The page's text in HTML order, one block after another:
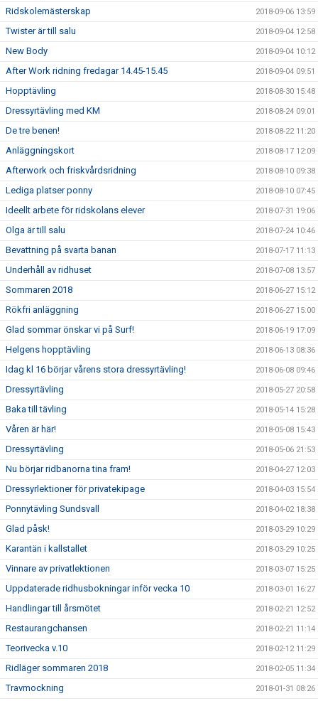
Ridskolemästerskap 2018-09-06 13:59
Twister är till salu 2018-09-04 12:58
New Body 2018-09-04 10:12
After Work ridning fredagar 14.45-15.45 2018-09-04 09:51
Hopptävling 2018-08-30 15:48
Dressyrtävling med KM 2018-08-24 09:01
De tre benen! 2018-08-22 11:20
Anläggningskort 2018-08-17 12:09
Afterwork och friskvårdsridning 2018-08-10 09:38
Lediga platser ponny 2018-08-10 07:45
Ideellt arbete för ridskolans elever 2018-07-31 19:06
Olga är till salu 2018-07-24 10:46
Bevattning på svarta banan 2018-07-17 11:13
Underhåll av ridhuset 2018-07-08 13:57
Sommaren 2018 2018-06-27 15:12
Rökfri anläggning 2018-06-27 15:00
Glad sommar önskar vi på Surf! 2018-06-19 17:09
Helgens hopptävling 2018-06-13 08:36
Idag kl 16 börjar vårens stora dressyrtävling! 2018-06-08 09:46
Dressyrtävling 2018-05-27 20:58
Baka till tävling 2018-05-14 15:28
Våren är här! 2018-05-08 15:43
Dressyrtävling 2018-05-06 21:53
Nu börjar ridbanorna tina fram! 2018-04-27 12:03
Dressyrlektioner för privatekipage 2018-04-03 15:54
Ponnytävling Sundsvall 2018-04-02 18:38
Glad påsk! 2018-03-29 10:29
Karantän i kallstallet 2018-03-29 10:25
Vinnare av privatlektionen 2018-03-07 15:25
Uppdaterade ridhusbokningar inför vecka 10 2018-03-01 16:27
Handlingar till årsmötet 2018-02-21 12:52
Restaurangchansen 2018-02-21 11:14
Teorivecka v.10 2018-02-12 11:29
Ridläger sommaren 2018 2018-02-05 11:34
Travmockning 2018-01-31 08:26